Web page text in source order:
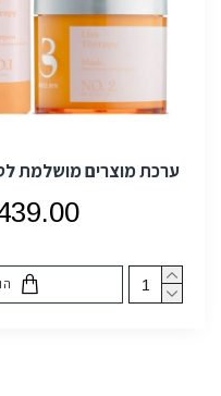
ערכת מוצרים מושלמת